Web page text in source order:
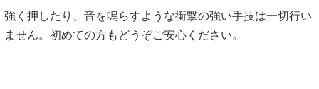
骨折の直後は病院での安静や治療が最優先となりますが、そ
の後の生活でのつらさや、長年の変形によってお身体が非常